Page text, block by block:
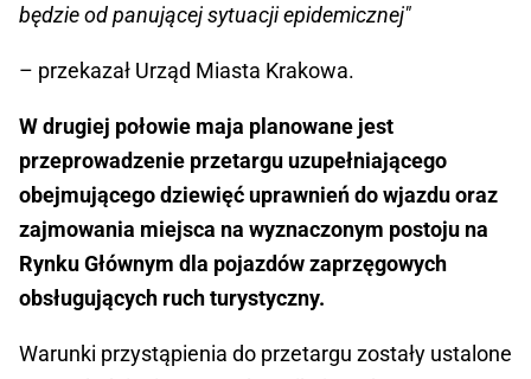
będzie od panującej sytuacji epidemicznej"
– przekazał Urząd Miasta Krakowa.
W drugiej połowie maja planowane jest
przeprowadzenie przetargu uzupełniającego
obejmującego dziewięć uprawnień do wjazdu oraz
zajmowania miejsca na wyznaczonym postoju na
Rynku Głównym dla pojazdów zaprzęgowych
obsługujących ruch turystyczny.
Warunki przystąpienia do przetargu zostały ustalone